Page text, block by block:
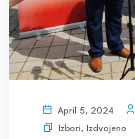
April 5, 2024
Izbori, Izdvojeno